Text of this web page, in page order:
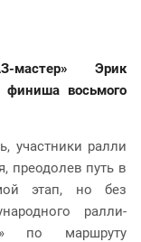
мастер» Эрик
финиша восьмого
участники ралли
преодолев путь в
этап, но без
ралли-
по маршруту